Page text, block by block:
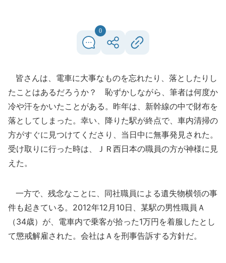
0
皆さんは、電車に大事なものを忘れたり、落としたりし
たことはあるだろうか？ 恥ずかしながら、筆者は何度か
冷や汗をかいたことがある。昨年は、新幹線の中で財布を
落としてしまった。幸い、降りた駅が終点で、車内清掃の
方がすぐに見つけてくださり、当日中に無事発見された。
受け取りに行った時は、ＪＲ西日本の職員の方が神様に見
えた。
一方で、残念なことに、同社職員による遺失物横領の事
件も起きている。2012年12月10日、某駅の男性職員Ａ
（34歳）が、電車内で乗客が拾った1万円を着服したとし
て懲戒解雇された。会社はＡを刑事告訴する方針だ。